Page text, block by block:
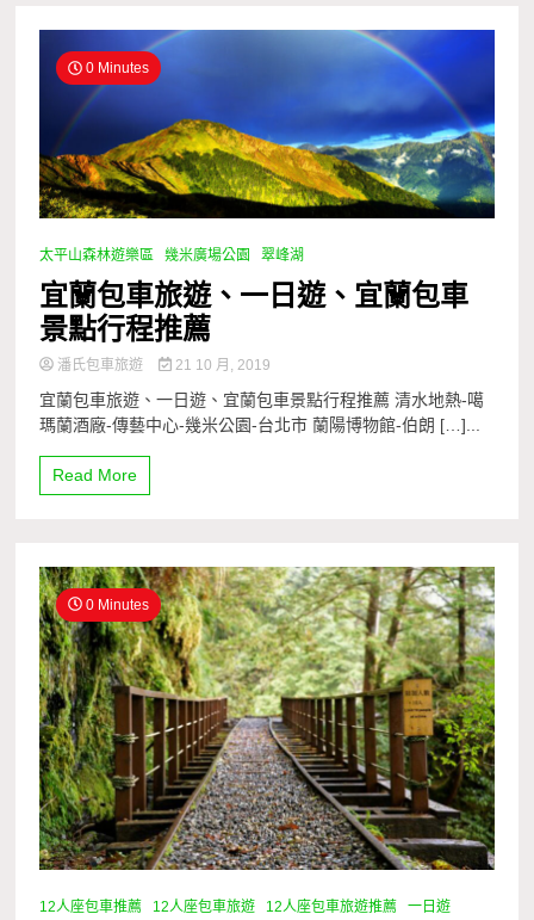
0 Minutes
太平山森林遊樂區 幾米廣場公園 翠峰湖
宜蘭包車旅遊、一日遊、宜蘭包車
景點行程推薦
潘氏包車旅遊 21 10 月, 2019
宜蘭包車旅遊、一日遊、宜蘭包車景點行程推薦 清水地熱-噶
瑪蘭酒廠-傳藝中心-幾米公園-台北市 蘭陽博物館-伯朗 […]...
Read More
0 Minutes
12人座包車推薦 12人座包車旅遊 12人座包車旅遊推薦
一日遊